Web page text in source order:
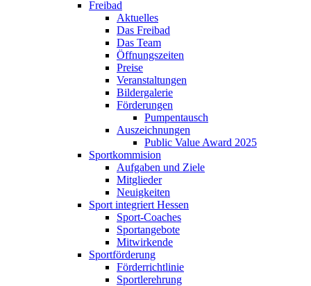
Freibad
Aktuelles
Das Freibad
Das Team
Öffnungszeiten
Preise
Veranstaltungen
Bildergalerie
Förderungen
Pumpentausch
Auszeichnungen
Public Value Award 2025
Sportkommision
Aufgaben und Ziele
Mitglieder
Neuigkeiten
Sport integriert Hessen
Sport-Coaches
Sportangebote
Mitwirkende
Sportförderung
Förderrichtlinie
Sportlerehrung